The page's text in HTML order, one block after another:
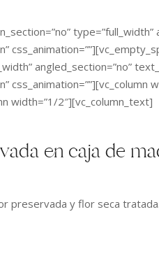
type=”full_width”
angled_section=”no”
width=”1/2″][vc_column_text]
en caja de
preservada y flor seca tratada.